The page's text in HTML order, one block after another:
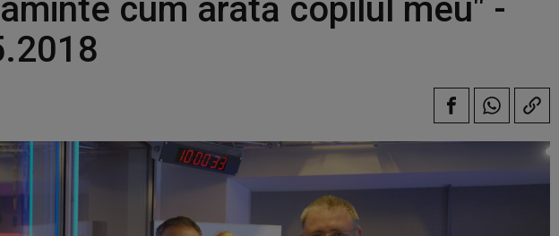
cum arată copilul meu" -